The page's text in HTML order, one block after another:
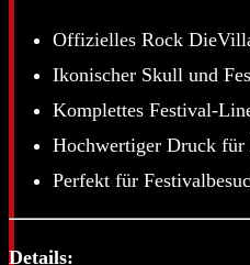
Offizielles Rock
Ikonischer Skull und
Komplettes Festival-
Hochwertiger Druck für
Perfekt für
Details: